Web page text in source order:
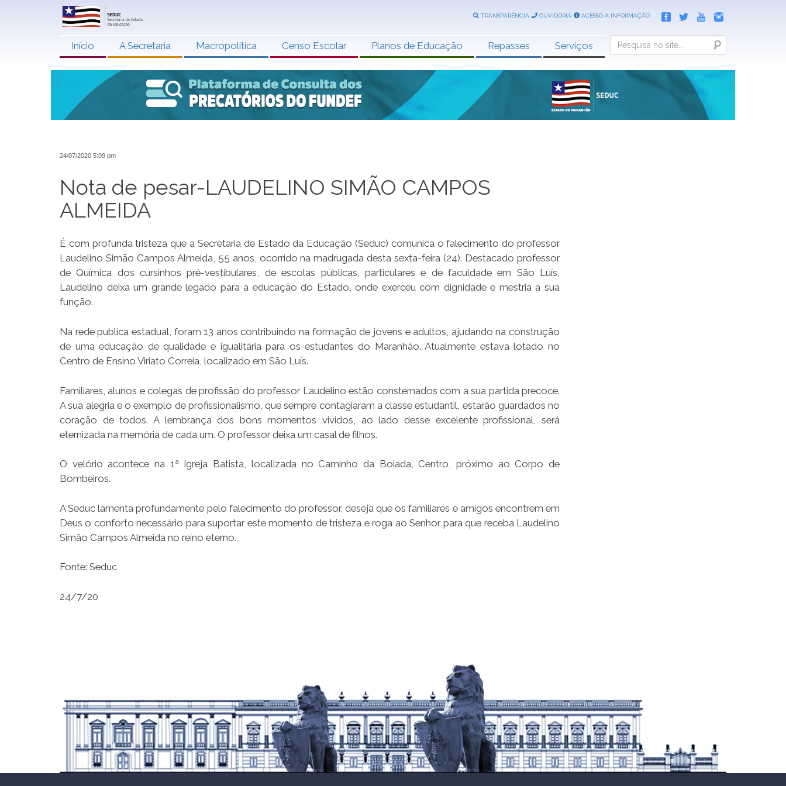
TRANSPARÊNCIA OUVIDORIA ACESSO A INFORMAÇÃO
Início A Secretaria Macropolítica Censo Escolar Planos de Educação Repasses Serviços Search
24/07/2020 5:09 pm
Nota de pesar-LAUDELINO SIMÃO CAMPOS
ALMEIDA
É com profunda tristeza que a Secretaria de Estado da Educação (Seduc) comunica o falecimento do professor
Laudelino Simão Campos Almeida, 55 anos, ocorrido na madrugada desta sexta-feira (24). Destacado professor
de Química dos cursinhos pré-vestibulares, de escolas públicas, particulares e de faculdade em São Luís,
Laudelino deixa um grande legado para a educação do Estado, onde exerceu com dignidade e mestria a sua
função.
Na rede publica estadual, foram 13 anos contribuindo na formação de jovens e adultos, ajudando na construção
de uma educação de qualidade e igualitária para os estudantes do Maranhão. Atualmente estava lotado no
Centro de Ensino Viriato Correia, localizado em São Luís.
Familiares, alunos e colegas de profissão do professor Laudelino estão consternados com a sua partida precoce.
A sua alegria e o exemplo de profissionalismo, que sempre contagiaram a classe estudantil, estarão guardados no
coração de todos. A lembrança dos bons momentos vividos, ao lado desse excelente profissional, será
eternizada na memória de cada um. O professor deixa um casal de filhos.
O velório acontece na 1ª Igreja Batista, localizada no Caminho da Boiada, Centro, próximo ao Corpo de
Bombeiros.
A Seduc lamenta profundamente pelo falecimento do professor, deseja que os familiares e amigos encontrem em
Deus o conforto necessário para suportar este momento de tristeza e roga ao Senhor para que receba Laudelino
Simão Campos Almeida no reino eterno.
Fonte: Seduc
24/7/20